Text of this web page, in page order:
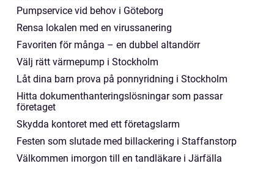
Pumpservice vid behov i Göteborg
Rensa lokalen med en virussanering
Favoriten för många – en dubbel altandörr
Välj rätt värmepump i Stockholm
Låt dina barn prova på ponnyridning i Stockholm
Hitta dokumenthanteringslösningar som passar
företaget
Skydda kontoret med ett företagslarm
Festen som slutade med billackering i Staffanstorp
Välkommen imorgon till en tandläkare i Järfälla